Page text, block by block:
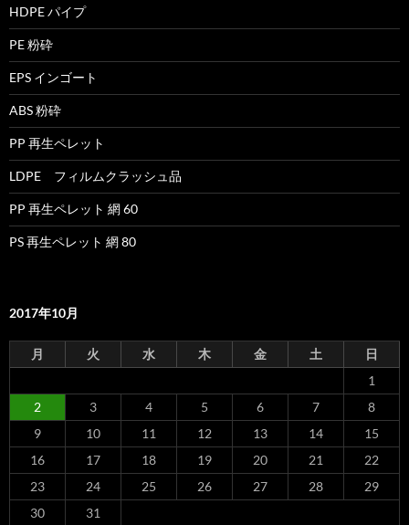
HDPE パイプ
PE 粉砕
EPS インゴート
ABS 粉砕
PP 再生ペレット
LDPE フィルムクラッシュ品
PP 再生ペレット 網 60
PS 再生ペレット 網 80
2017年10月
月 火 水 木 金 土
日
1
2
3 4 5 6 7
8
9
10 11 12 13 14
15
16
17 18 19 20 21
22
23
24 25 26 27 28
29
30
31